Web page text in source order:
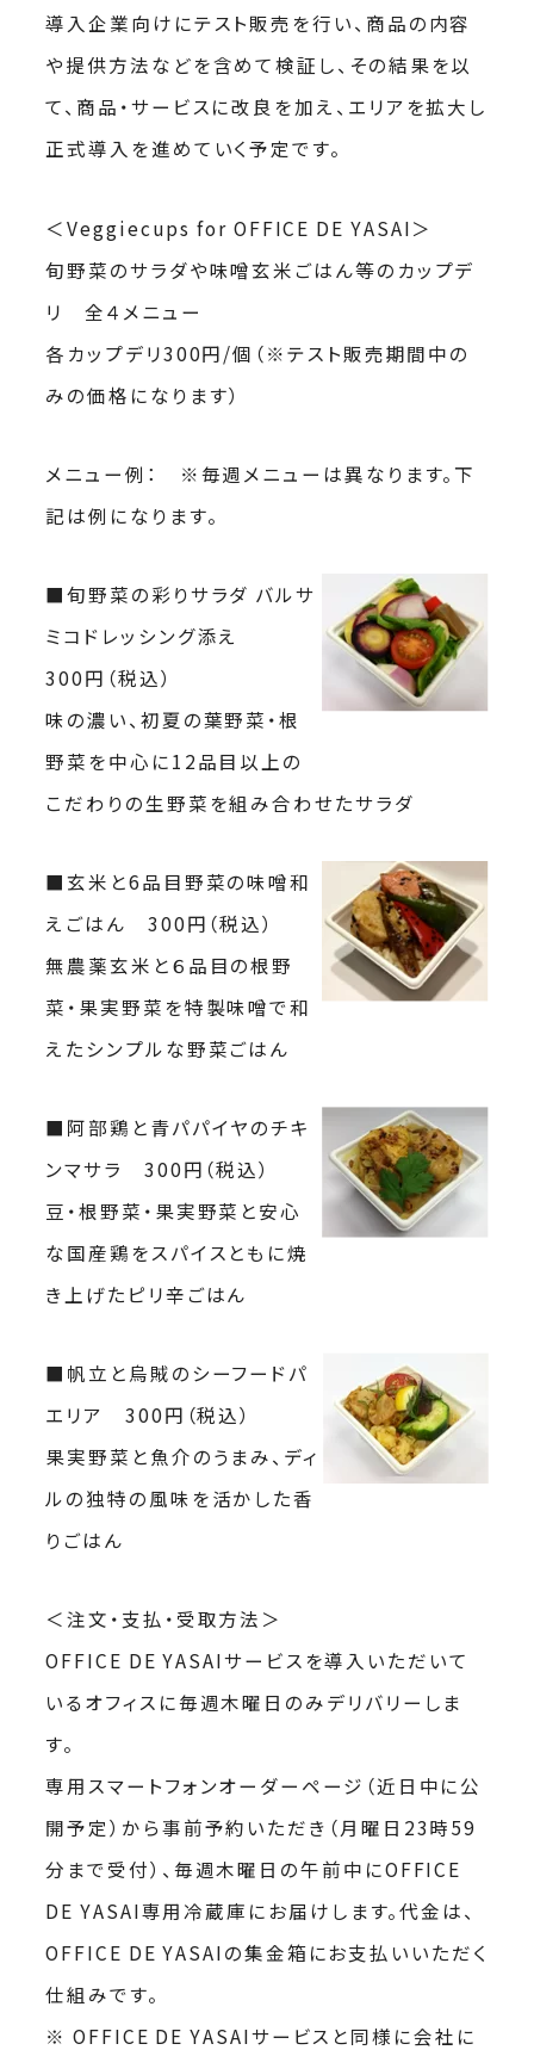
導入企業向けにテスト販売を行い、商品の内容
や提供方法などを含めて検証し、その結果を以
て、商品・サービスに改良を加え、エリアを拡大し
正式導入を進めていく予定です。
＜Veggiecups for OFFICE DE YASAI＞
旬野菜のサラダや味噌玄米ごはん等のカップデ
リ 全４メニュー
各カップデリ300円/個（※テスト販売期間中の
みの価格になります）
メニュー例： ※毎週メニューは異なります。下
記は例になります。
■旬野菜の彩りサラダ バルサ
ミコドレッシング添え
300円（税込）
味の濃い、初夏の葉野菜・根
野菜を中心に12品目以上の
こだわりの生野菜を組み合わせたサラダ
■玄米と6品目野菜の味噌和
えごはん 300円（税込）
無農薬玄米と６品目の根野
菜・果実野菜を特製味噌で和
えたシンプルな野菜ごはん
■阿部鶏と青パパイヤのチキ
ンマサラ 300円（税込）
豆・根野菜・果実野菜と安心
な国産鶏をスパイスともに焼
き上げたピリ辛ごはん
■帆立と烏賊のシーフードパ
エリア 300円（税込）
果実野菜と魚介のうまみ、ディ
ルの独特の風味を活かした香
りごはん
＜注文・支払・受取方法＞
OFFICE DE YASAIサービスを導入いただいて
いるオフィスに毎週木曜日のみデリバリーしま
す。
専用スマートフォンオーダーページ（近日中に公
開予定）から事前予約いただき（月曜日23時59
分まで受付）、毎週木曜日の午前中にOFFICE
DE YASAI専用冷蔵庫にお届けします。代金は、
OFFICE DE YASAIの集金箱にお支払いいただく
仕組みです。
※ OFFICE DE YASAIサービスと同様に会社に